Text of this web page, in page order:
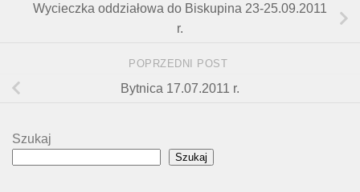
Wycieczka oddziałowa do Biskupina 23-25.09.2011
r.
POPRZEDNI POST
Bytnica 17.07.2011 r.
Szukaj
Szukaj